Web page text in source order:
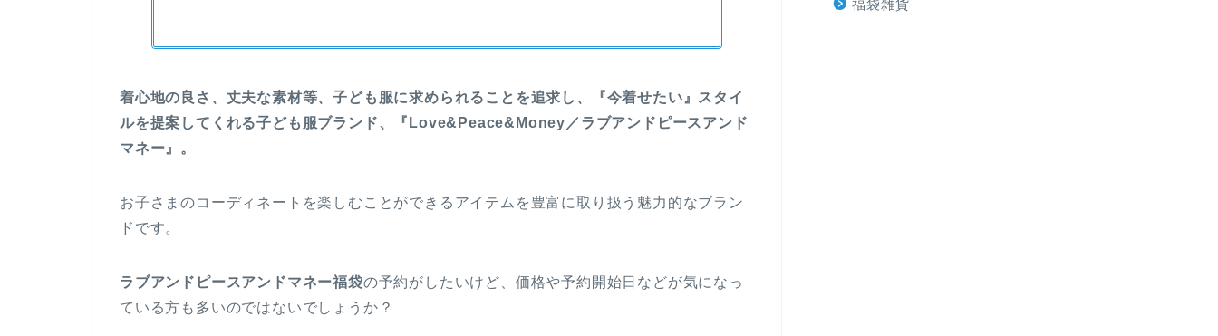
着心地の良さ、丈夫な素材等、子ども服に求められることを追求し、『今着せたい』スタイ
ルを提案してくれる子ども服ブランド、『Love&Peace&Money／ラブアンドピースアンド
マネー』。
お子さまのコーディネートを楽しむことができるアイテムを豊富に取り扱う魅力的なブラン
ドです。
ラブアンドピースアンドマネー福袋の予約がしたいけど、価格や予約開始日などが気になっ
ている方も多いのではないでしょうか？
福袋雑貨